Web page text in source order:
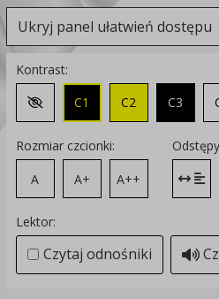
Ukryj panel ułatwień dostępu
Kontrast:
Zmień kontrast na domyślny
C1 C2 C3
Rozmiar czcionki:
A
A+ A++
Lektor:
Czytaj odnośniki